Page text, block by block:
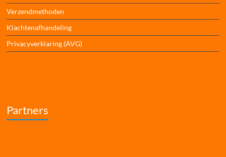
Verzendmethoden
Klachtenafhandeling
Privacyverklaring (AVG)
Partners